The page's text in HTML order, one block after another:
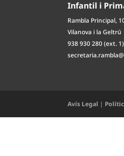
Infantil i
Rambla Principal,
Vilanova i la Geltrú
938 930 280 (ext. 1)
Avís Legal |